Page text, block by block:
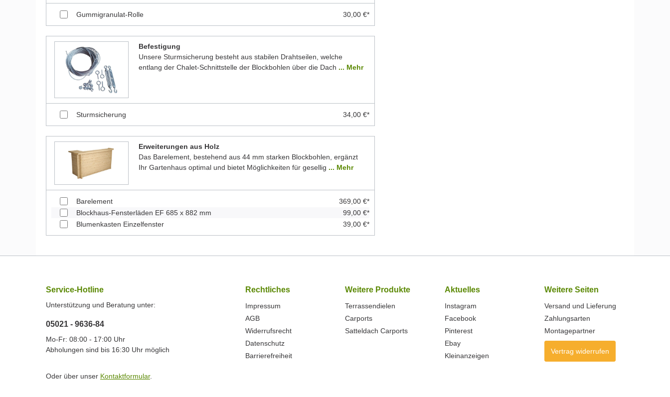
Gummigranulat-Rolle 30,00 €*
Befestigung
Unsere Sturmsicherung besteht aus stabilen Drahtseilen, welche
entlang der Chalet-Schnittstelle der Blockbohlen über die Dach ... Mehr
Sturmsicherung 34,00 €*
Erweiterungen aus Holz
Das Barelement, bestehend aus 44 mm starken Blockbohlen, ergänzt
Ihr Gartenhaus optimal und bietet Möglichkeiten für gesellig ... Mehr
Barelement
369,00 €*
Blockhaus-Fensterläden EF 685 x 882 mm
99,00 €*
Blumenkasten Einzelfenster
39,00 €*
Service-Hotline
Unterstützung und Beratung unter:
05021 - 9636-84
Mo-Fr: 08:00 - 17:00 Uhr
Abholungen sind bis 16:30 Uhr möglich
Oder über unser Kontaktformular.
Rechtliches
Impressum
AGB
Widerrufsrecht
Datenschutz
Barrierefreiheit
Weitere Produkte
Terrassendielen
Carports
Satteldach Carports
Aktuelles
Instagram
Facebook
Pinterest
Ebay
Kleinanzeigen
Weitere Seiten
Versand und Lieferung
Zahlungsarten
Montagepartner
Vertrag widerrufen